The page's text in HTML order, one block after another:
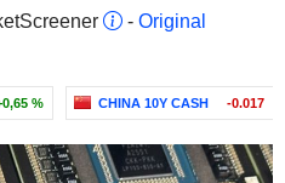
- Original
% CHINA 10Y CASH -0.017